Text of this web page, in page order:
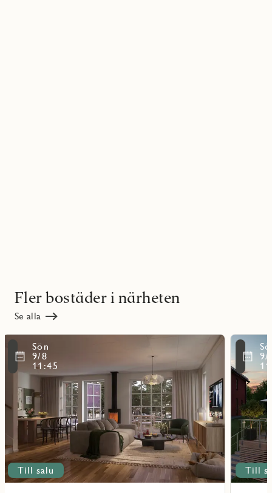
Fler bostäder i närheten
Se alla
Till salu
Sön
9/8
11:45
Läs
mer
objekt
Lo08
Till
9/
Läs
mer
om
objekt
Lo10